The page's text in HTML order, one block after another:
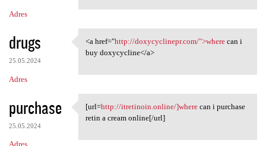
Adres
drugs
25.05.2024
Adres
<a href="http://doxycyclinepr
<a href="http://doxycyclinepr.com/">wherecan i
buy doxycycline</a>
purchase
25.05.2024
Adres
[url=http://itretinoin.online
[url=http://itretinoin.online/]wherecan i purchase
retin a cream online[/url]